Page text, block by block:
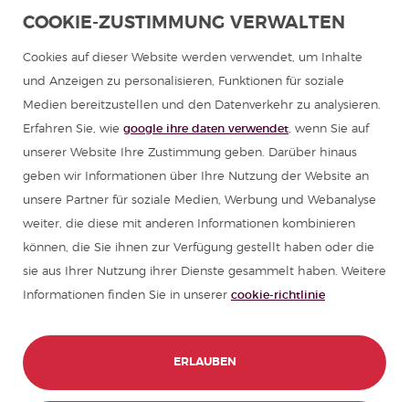
Sommercamps in Spanien
Spanischkurse
Ressourcen zum Spanisch lernen
Partners
Reiseführer für Spanien
Reiseführer für Lateinamerika
COOKIE-ZUSTIMMUNG VERWALTEN
Cookies auf dieser Website werden verwendet, um Inhalte
und Anzeigen zu personalisieren, Funktionen für soziale
Medien bereitzustellen und den Datenverkehr zu analysieren.
Erfahren Sie, wie google ihre daten verwendet, wenn Sie auf
unserer Website Ihre Zustimmung geben. Darüber hinaus
geben wir Informationen über Ihre Nutzung der Website an
unsere Partner für soziale Medien, Werbung und Webanalyse
weiter, die diese mit anderen Informationen kombinieren
können, die Sie ihnen zur Verfügung gestellt haben oder die
sie aus Ihrer Nutzung ihrer Dienste gesammelt haben. Weitere
Informationen finden Sie in unserer cookie-richtlinie
ERLAUBEN